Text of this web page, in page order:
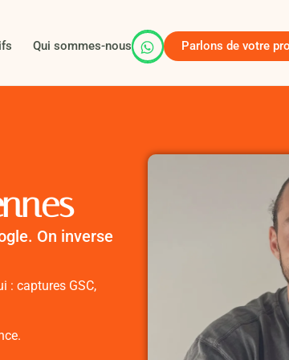
Qui sommes-nous Parlons de votre
On inverse
: captures GSC,